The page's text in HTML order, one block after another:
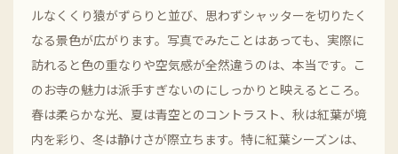
ルなくくり猿がずらりと並び、思わずシャッターを切りたく
なる景色が広がります。写真でみたことはあっても、実際に
訪れると色の重なりや空気感が全然違うのは、本当です。こ
のお寺の魅力は派手すぎないのにしっかりと映えるところ。
春は柔らかな光、夏は青空とのコントラスト、秋は紅葉が境
内を彩り、冬は静けさが際立ちます。特に紅葉シーズンは、